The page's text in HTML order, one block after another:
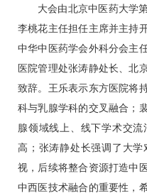
大会由北京中医药大学
李桃花主任担任主席并主持
中华中医药学会外科分会主
医院管理处张涛静处长、北
致辞。 王乐表示东方医院将
科与乳腺学科的交叉融合；
腺领域线上、线下学术交
高； 张涛静处长强调了大学
视，后续将整合资源打造中
中西医技术融合的重要性，